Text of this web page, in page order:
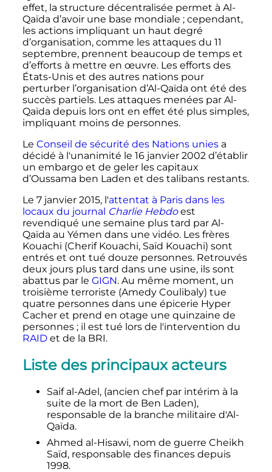
effet, la structure décentralisée permet à Al-
Qaïda d’avoir une base mondiale ; cependant,
les actions impliquant un haut degré
d’organisation, comme les attaques du 11
septembre, prennent beaucoup de temps et
d’efforts à mettre en œuvre. Les efforts des
États-Unis et des autres nations pour
perturber l’organisation d’Al-Qaïda ont été des
succès partiels. Les attaques menées par Al-
Qaïda depuis lors ont en effet été plus simples,
impliquant moins de personnes.
Le Conseil de sécurité des Nations uniesa
décidé à l'unanimité le 16 janvier 2002d’établir
un embargo et de geler les capitaux
d’Oussama ben Laden et des talibans restants.
Le 7 janvier 2015, l'attentat à Paris dans les
locaux du journal Charlie Hebdoest
revendiqué une semaine plus tard par Al-
Qaïda au Yémen dans une vidéo. Les frères
Kouachi (Cherif Kouachi, Saïd Kouachi) sont
entrés et ont tué douze personnes. Retrouvés
deux jours plus tard dans une usine, ils sont
abattus par le GIGN. Au même moment, un
troisième terroriste (Amedy Coulibaly) tue
quatre personnes dans une épicerie Hyper
Cacher et prend en otage une quinzaine de
personnes ; il est tué lors de l'intervention du
RAIDet de la BRI.
Liste des principaux acteurs
Saif al-Adel, (ancien chef par intérim à la
suite de la mort de Ben Laden),
responsable de la branche militaire d'Al-
Qaïda.
Ahmed al-Hisawi, nom de guerre Cheikh
Saïd, responsable des finances depuis
1998.